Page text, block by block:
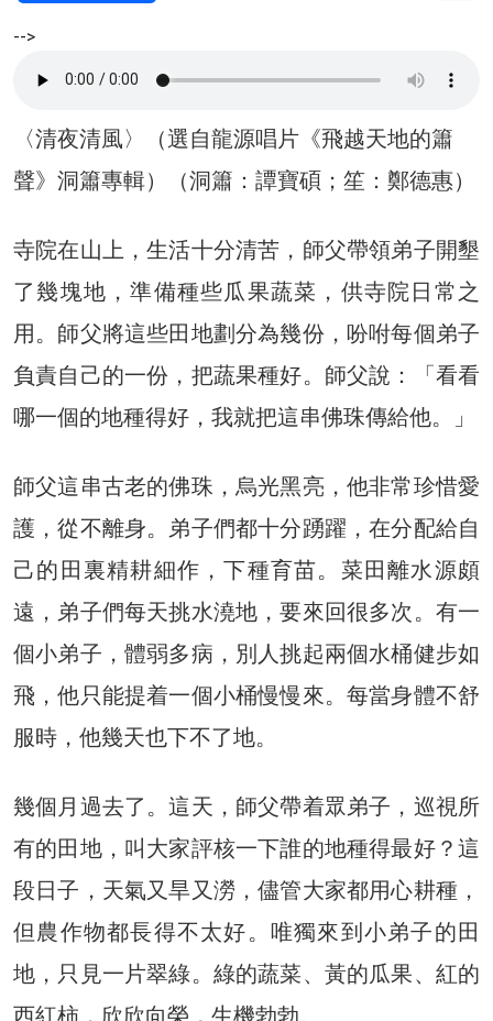
-->
〈清夜清風〉（選自龍源唱片《飛越天地的簫
聲》洞簫專輯）（洞簫：譚寶碩；笙：鄭德惠）
寺院在山上，生活十分清苦，師父帶領弟子開墾
了幾塊地，準備種些瓜果蔬菜，供寺院日常之
用。師父將這些田地劃分為幾份，吩咐每個弟子
負責自己的一份，把蔬果種好。師父說：「看看
哪一個的地種得好，我就把這串佛珠傳給他。」
師父這串古老的佛珠，烏光黑亮，他非常珍惜愛
護，從不離身。弟子們都十分踴躍，在分配給自
己的田裏精耕細作，下種育苗。菜田離水源頗
遠，弟子們每天挑水澆地，要來回很多次。有一
個小弟子，體弱多病，別人挑起兩個水桶健步如
飛，他只能提着一個小桶慢慢來。每當身體不舒
服時，他幾天也下不了地。
幾個月過去了。這天，師父帶着眾弟子，巡視所
有的田地，叫大家評核一下誰的地種得最好？這
段日子，天氣又旱又澇，儘管大家都用心耕種，
但農作物都長得不太好。唯獨來到小弟子的田
地，只見一片翠綠。綠的蔬菜、黃的瓜果、紅的
西紅柿，欣欣向榮，生機勃勃。